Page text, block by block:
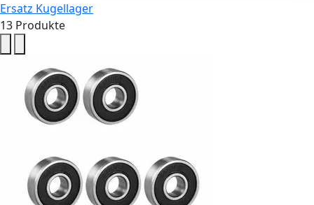
Ersatz Kugellager
13 Produkte